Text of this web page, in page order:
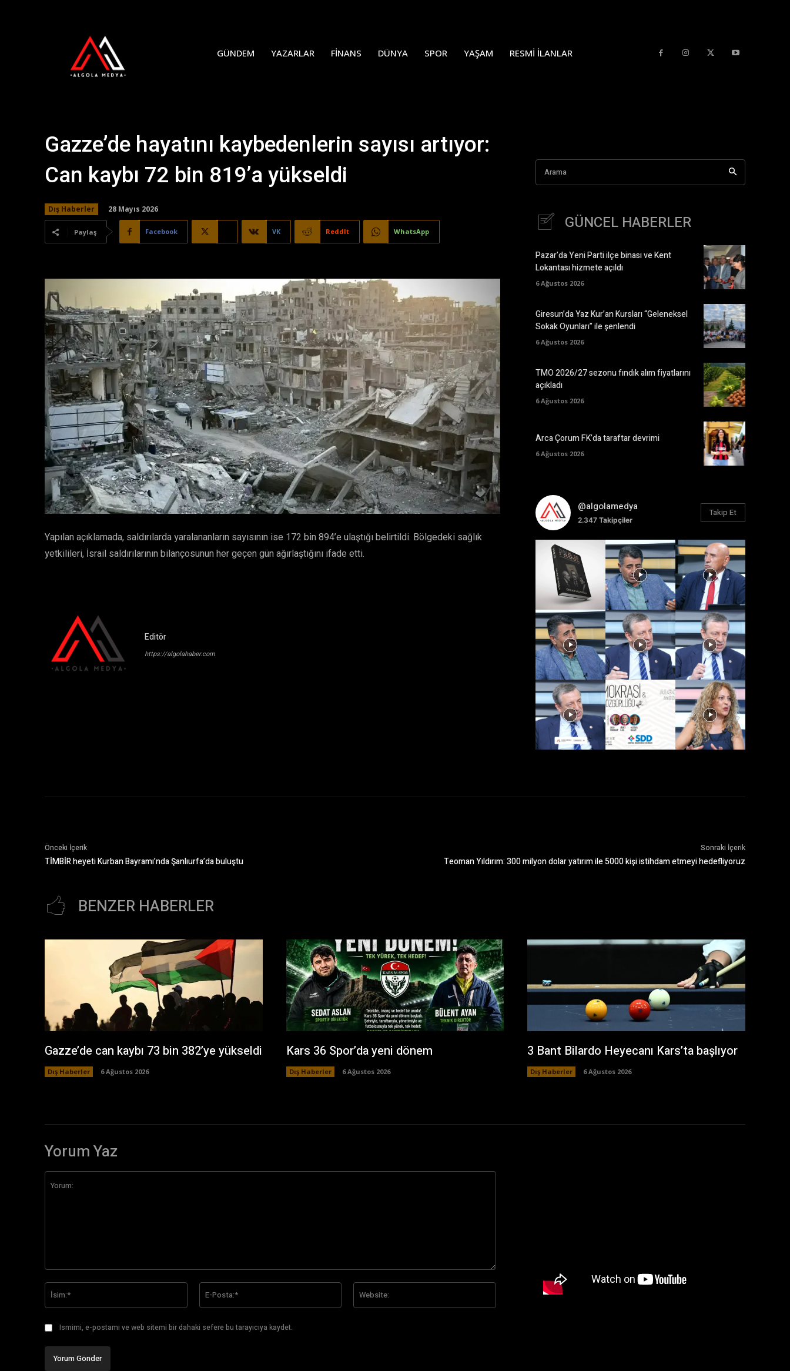
GÜNDEM YAZARLAR FINANS DÜNYA SPOR YAŞAM RESMI İLANLAR
Gazze’de hayatını kaybedenlerin sayısı artıyor:
Can kaybı 72 bin 819’a yükseldi
Dış Haberler 28 Mayıs 2026
Paylaş Facebook VK ReddIt WhatsApp
Yapılan açıklamada, saldırılarda yaralananların sayısının ise 172 bin 894’e ulaştığı belirtildi. Bölgedeki sağlık
yetkilileri, İsrail saldırılarının bilançosunun her geçen gün ağırlaştığını ifade etti.
Editör
https://algolahaber.com
Arama
GÜNCEL HABERLER
Pazar’da Yeni Parti ilçe binası ve Kent
Lokantası hizmete açıldı
6 Ağustos 2026
Giresun’da Yaz Kur’an Kursları “Geleneksel
Sokak Oyunları” ile şenlendi
6 Ağustos 2026
TMO 2026/27 sezonu fındık alım fiyatlarını
açıkladı
6 Ağustos 2026
Arca Çorum FK’da taraftar devrimi
6 Ağustos 2026
@algolamedya
2.347Takipçiler
Takip Et
Önceki İçerik
TİMBİR heyeti Kurban Bayramı’nda Şanlıurfa’da buluştu
Sonraki İçerik
Teoman Yıldırım: 300 milyon dolar yatırım ile 5000 kişi istihdam etmeyi hedefliyoruz
BENZER HABERLER
Gazze’de can kaybı 73 bin 382’ye yükseldi
Dış Haberler 6 Ağustos 2026
Kars 36 Spor’da yeni dönem
Dış Haberler 6 Ağustos 2026
3 Bant Bilardo Heyecanı Kars’ta başlıyor
Dış Haberler 6 Ağustos 2026
Yorum Yaz
Posta:*
Ismimi, e-postamı ve web sitemi bir dahaki sefere bu tarayıcıya kaydet.